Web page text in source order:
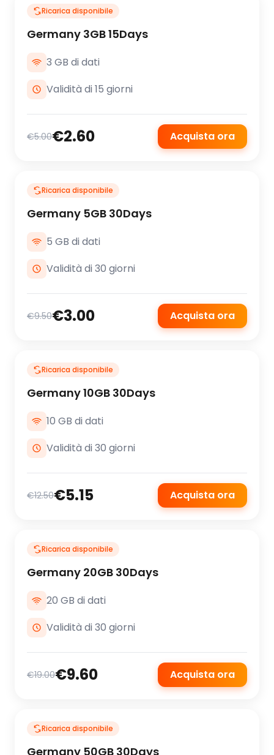
Ricarica disponibile
Germany 3GB 15Days
3 GB di dati
Validità di 15 giorni
€5.00€2.60 Acquista ora
Ricarica disponibile
Germany 5GB 30Days
5 GB di dati
Validità di 30 giorni
€9.50€3.00 Acquista ora
Ricarica disponibile
Germany 10GB 30Days
10 GB di dati
Validità di 30 giorni
€12.50€5.15 Acquista ora
Ricarica disponibile
Germany 20GB 30Days
20 GB di dati
Validità di 30 giorni
€19.00€9.60 Acquista ora
Ricarica disponibile
Germany 50GB 30Days